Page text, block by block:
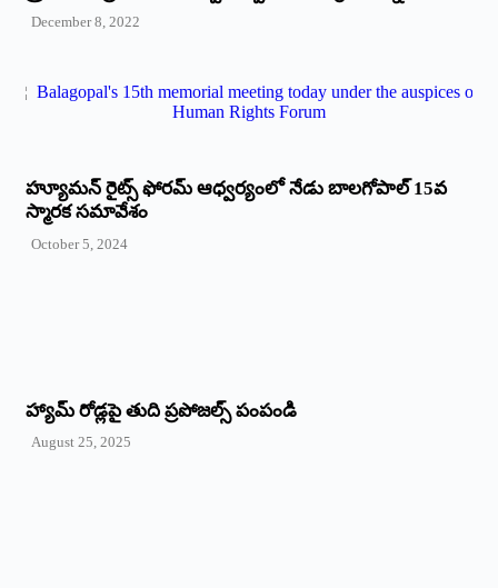
December 8, 2022
హ్యూమన్‌ రైట్స్‌ ఫోరమ్‌ ఆధ్వర్యంలో నేడు బాలగోపాల్‌ 15వ
స్మారక సమావేశం
October 5, 2024
హ్యామ్‌ రోడ్లపై తుది ప్రపోజల్స్‌ పంపండి
August 25, 2025